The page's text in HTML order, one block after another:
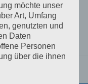
möchte unser
Art, Umfang
genutzten und
Daten
Personen
über die ihnen